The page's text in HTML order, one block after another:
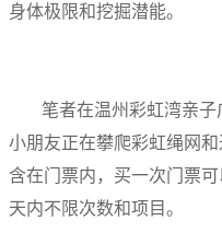
身体极限和挖掘潜能。
笔者在温州彩虹湾亲
小朋友正在攀爬彩虹绳网
含在门票内，买一次门票
天内不限次数和项目。